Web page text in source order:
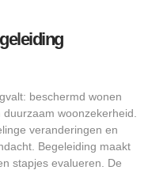
beschermd wonen
woonzekerheid.
veranderingen en
Begeleiding maakt
stapjes evalueren. De